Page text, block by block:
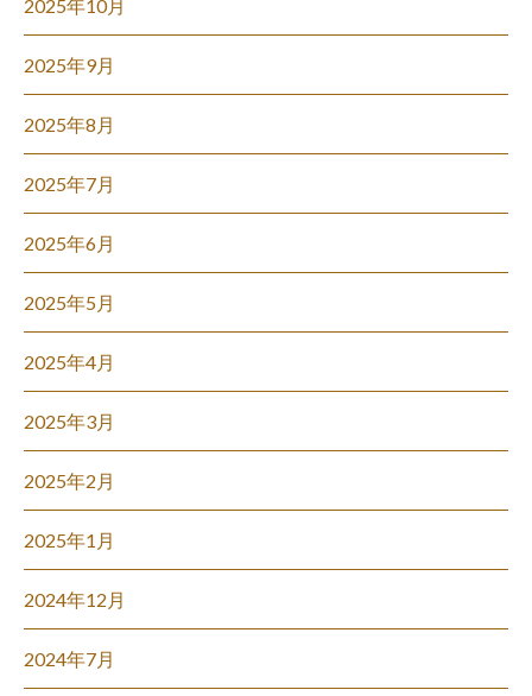
2025年10月
2025年9月
2025年8月
2025年7月
2025年6月
2025年5月
2025年4月
2025年3月
2025年2月
2025年1月
2024年12月
2024年7月